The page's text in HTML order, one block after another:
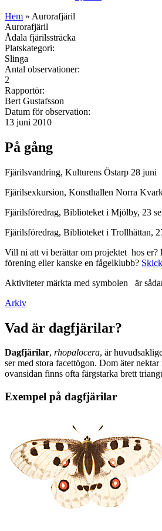
Hem » Aurorafjäril
Aurorafjäril
Ådala fjärilssträcka
Platskategori:
Slinga
Antal observationer:
2
Rapportör:
Bert Gustafsson
Datum för observation:
13 juni 2010
På gång
Fjärilsvandring, Kulturens Östarp 28 juni
Fjärilsexkursion, Konsthallen Norra
Fjärilsföredrag, Biblioteket i Mjölby, 23
Fjärilsföredrag, Biblioteket i Trollhättan,
Vill ni att vi berättar om projektet hos er?
förening eller kanske en fågelklubb?
Aktiviteter märkta med symbolen
är
Arkiv
Vad är dagfjärilar?
Dagfjärilar, rhopalocera, är
ser med stora facettögon. Dom äter
ovansidan finns ofta färgstarka brett
Exempel på dagfjärilar